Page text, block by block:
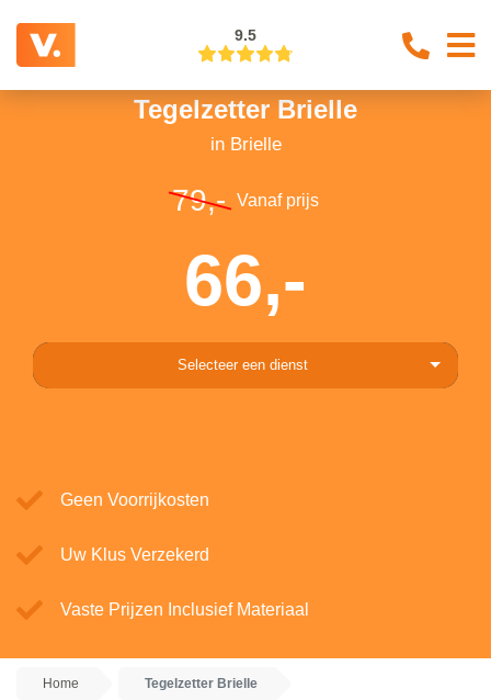
9.5
Tegelzetter Brielle
in Brielle
79,- Vanaf prijs
66,-
Selecteer een dienst
Geen Voorrijkosten
Uw Klus Verzekerd
Vaste Prijzen Inclusief Materiaal
Home Tegelzetter Brielle